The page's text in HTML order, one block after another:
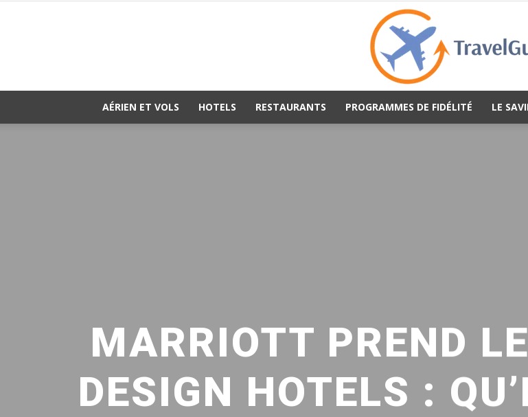
AÉRIEN ET VOLS HOTELS RESTAURANTS PROGRAMMES DE FIDÉLITÉ LE
MARRIOTT PREND
DESIGN HOTELS :